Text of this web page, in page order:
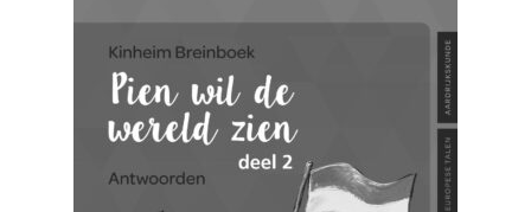
Deze
optie
kan
gekozen
worden
op